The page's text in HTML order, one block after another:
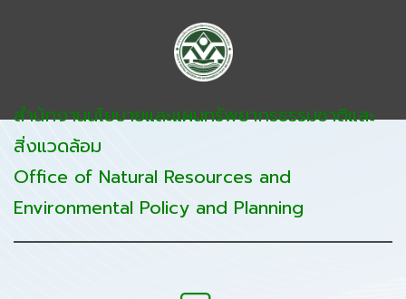
สำนักงานนโยบายและแผนทรัพยากรธรรมชาติและ
สิ่งแวดล้อม
Office of Natural Resources and
Environmental Policy and Planning